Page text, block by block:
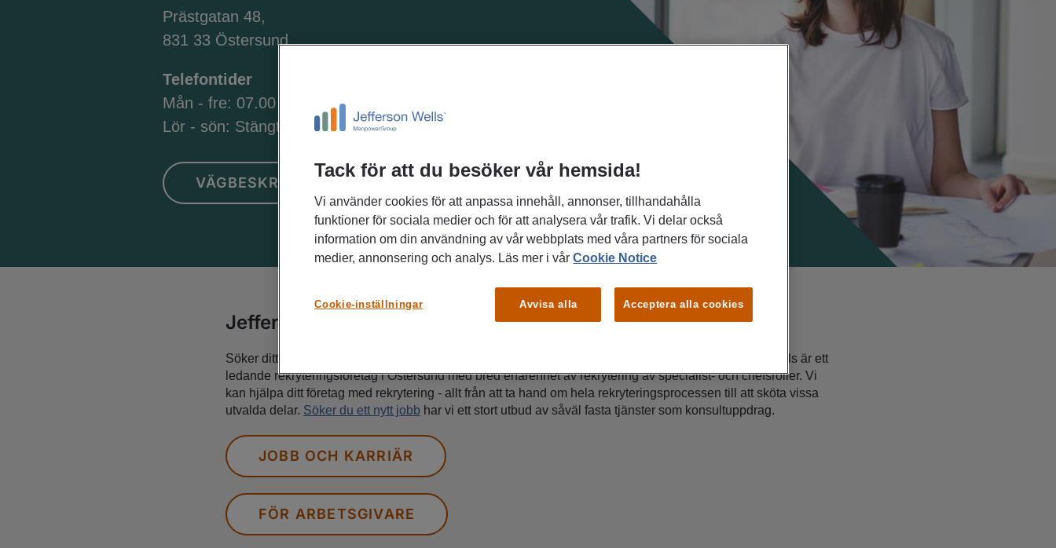
Prästgatan 48,
831 33 Östersund
Telefontider
Mån - fre: 07.00 - 18.00
Lör - sön: Stängt
VÄGBESKRIVNING
Jefferson Wells – ditt rekryteringsföretag i Östersund
Söker ditt företag en ny medarbetare? Eller är du på jakt efter ditt nästa steg i karriären? Jefferson Wells är ett
ledande rekryteringsföretag i Östersund med bred erfarenhet av rekrytering av specialist- och chefsroller. Vi
kan hjälpa ditt företag med rekrytering - allt från att ta hand om hela rekryteringsprocessen till att sköta vissa
utvalda delar. Söker du ett nytt jobb har vi ett stort utbud av såväl fasta tjänster som konsultuppdrag.
JOBB OCH KARRIÄR
FÖR ARBETSGIVARE
Tack för att du besöker vår hemsida!
Vi använder cookies för att anpassa innehåll, annonser, tillhandahålla
funktioner för sociala medier och för att analysera vår trafik. Vi delar också
information om din användning av vår webbplats med våra partners för sociala
medier, annonsering och analys. Läs mer i vårCookie Notice
Avvisa alla Acceptera alla cookies
Cookie-inställningar